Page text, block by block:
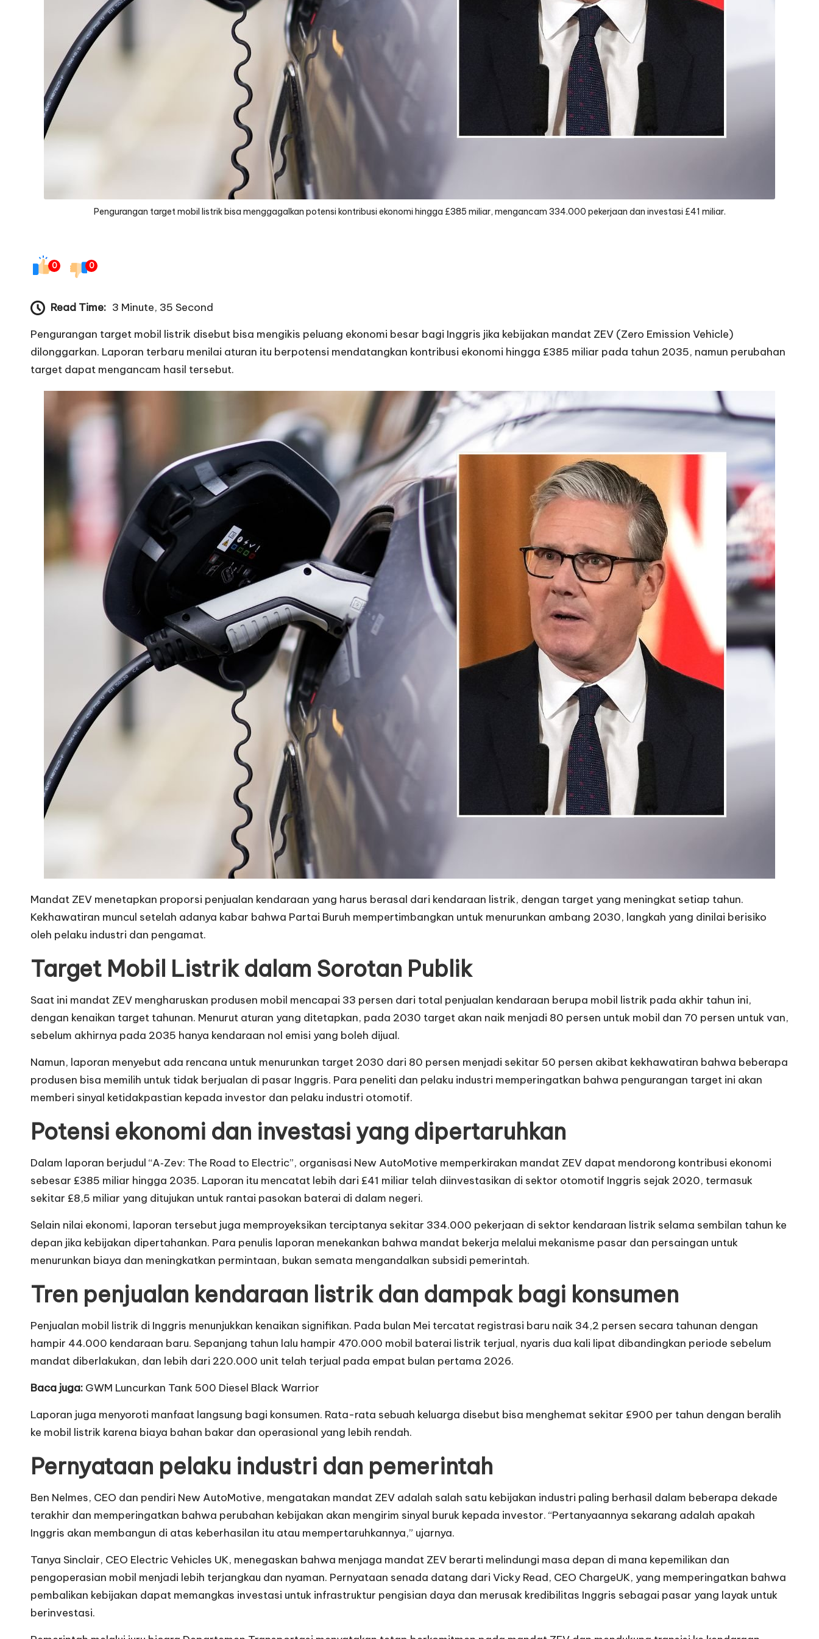
Pengurangan target mobil listrik bisa menggagalkan potensi kontribusi ekonomi hingga £385 miliar, mengancam 334.000 pekerjaan dan investasi £41 miliar.
0 0
Read Time: 3 Minute, 35 Second
Pengurangan target mobil listrik disebut bisa mengikis peluang ekonomi besar bagi Inggris jika kebijakan mandat ZEV (Zero Emission Vehicle)
dilonggarkan. Laporan terbaru menilai aturan itu berpotensi mendatangkan kontribusi ekonomi hingga £385 miliar pada tahun 2035, namun perubahan
target dapat mengancam hasil tersebut.
Mandat ZEV menetapkan proporsi penjualan kendaraan yang harus berasal dari kendaraan listrik, dengan target yang meningkat setiap tahun.
Kekhawatiran muncul setelah adanya kabar bahwa Partai Buruh mempertimbangkan untuk menurunkan ambang 2030, langkah yang dinilai berisiko
oleh pelaku industri dan pengamat.
Target Mobil Listrik dalam Sorotan Publik
Saat ini mandat ZEV mengharuskan produsen mobil mencapai 33 persen dari total penjualan kendaraan berupa mobil listrik pada akhir tahun ini,
dengan kenaikan target tahunan. Menurut aturan yang ditetapkan, pada 2030 target akan naik menjadi 80 persen untuk mobil dan 70 persen untuk van,
sebelum akhirnya pada 2035 hanya kendaraan nol emisi yang boleh dijual.
Namun, laporan menyebut ada rencana untuk menurunkan target 2030 dari 80 persen menjadi sekitar 50 persen akibat kekhawatiran bahwa beberapa
produsen bisa memilih untuk tidak berjualan di pasar Inggris. Para peneliti dan pelaku industri memperingatkan bahwa pengurangan target ini akan
memberi sinyal ketidakpastian kepada investor dan pelaku industri otomotif.
Potensi ekonomi dan investasi yang dipertaruhkan
Dalam laporan berjudul “A‑Zev: The Road to Electric”, organisasi New AutoMotive memperkirakan mandat ZEV dapat mendorong kontribusi ekonomi
sebesar £385 miliar hingga 2035. Laporan itu mencatat lebih dari £41 miliar telah diinvestasikan di sektor otomotif Inggris sejak 2020, termasuk
sekitar £8,5 miliar yang ditujukan untuk rantai pasokan baterai di dalam negeri.
Selain nilai ekonomi, laporan tersebut juga memproyeksikan terciptanya sekitar 334.000 pekerjaan di sektor kendaraan listrik selama sembilan tahun ke
depan jika kebijakan dipertahankan. Para penulis laporan menekankan bahwa mandat bekerja melalui mekanisme pasar dan persaingan untuk
menurunkan biaya dan meningkatkan permintaan, bukan semata mengandalkan subsidi pemerintah.
Tren penjualan kendaraan listrik dan dampak bagi konsumen
Penjualan mobil listrik di Inggris menunjukkan kenaikan signifikan. Pada bulan Mei tercatat registrasi baru naik 34,2 persen secara tahunan dengan
hampir 44.000 kendaraan baru. Sepanjang tahun lalu hampir 470.000 mobil baterai listrik terjual, nyaris dua kali lipat dibandingkan periode sebelum
mandat diberlakukan, dan lebih dari 220.000 unit telah terjual pada empat bulan pertama 2026.
Baca juga: GWM Luncurkan Tank 500 Diesel Black Warrior
Laporan juga menyoroti manfaat langsung bagi konsumen. Rata-rata sebuah keluarga disebut bisa menghemat sekitar £900 per tahun dengan beralih
ke mobil listrik karena biaya bahan bakar dan operasional yang lebih rendah.
Pernyataan pelaku industri dan pemerintah
Ben Nelmes, CEO dan pendiri New AutoMotive, mengatakan mandat ZEV adalah salah satu kebijakan industri paling berhasil dalam beberapa dekade
terakhir dan memperingatkan bahwa perubahan kebijakan akan mengirim sinyal buruk kepada investor. “Pertanyaannya sekarang adalah apakah
Inggris akan membangun di atas keberhasilan itu atau mempertaruhkannya,” ujarnya.
Tanya Sinclair, CEO Electric Vehicles UK, menegaskan bahwa menjaga mandat ZEV berarti melindungi masa depan di mana kepemilikan dan
pengoperasian mobil menjadi lebih terjangkau dan nyaman. Pernyataan senada datang dari Vicky Read, CEO ChargeUK, yang memperingatkan bahwa
pembalikan kebijakan dapat memangkas investasi untuk infrastruktur pengisian daya dan merusak kredibilitas Inggris sebagai pasar yang layak untuk
berinvestasi.